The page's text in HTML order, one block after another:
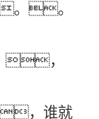
。。
，
，谁就